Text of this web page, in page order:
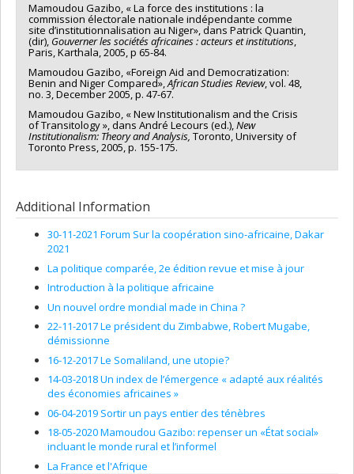
Mamoudou Gazibo, « La force des institutions : la
commission électorale nationale indépendante comme
site d’institutionnalisation au Niger», dans Patrick Quantin,
(dir), Gouverner les sociétés africaines : acteurs et institutions,
Paris, Karthala, 2005, p 65-84.
Mamoudou Gazibo, «Foreign Aid and Democratization:
Benin and Niger Compared»,African Studies Review, vol. 48,
no. 3, December 2005, p. 47-67.
Mamoudou Gazibo, « New Institutionalism and the Crisis
of Transitology », dans André Lecours (ed.),New
Institutionalism: Theory and Analysis, Toronto, University of
Toronto Press, 2005, p. 155-175.
Additional Information
30-11-2021 Forum Sur la coopération sino-africaine, Dakar
2021
La politique comparée, 2e édition revue et mise à jour
Introduction à la politique africaine
Un nouvel ordre mondial made in China ?
22-11-2017 Le président du Zimbabwe, Robert Mugabe,
démissionne
16-12-2017 Le Somaliland, une utopie?
14-03-2018 Un index de l’émergence « adapté aux réalités
des économies africaines »
06-04-2019 Sortir un pays entier des ténèbres
18-05-2020 Mamoudou Gazibo: repenser un «État social»
incluant le monde rural et l’informel
La France et l'Afrique